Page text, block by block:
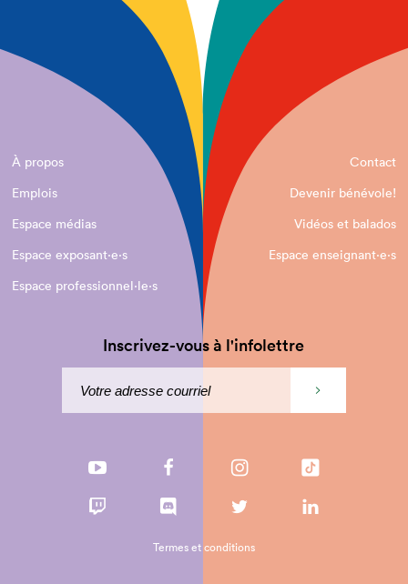
À propos
Contact
Emplois
Devenir bénévole!
Espace médias
Vidéos et balados
Espace exposant·e⋅s
Espace enseignant·e⋅s
Espace professionnel·le⋅s
Inscrivez-vous à l'infolettre
Termes et conditions